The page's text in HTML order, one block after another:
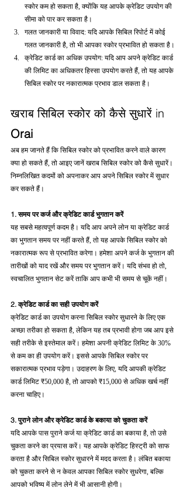
स्कोर कम हो सकता है, क्योंकि यह आपके क्रेडिट उपयोग की
सीमा को पार कर सकता है।
गलत जानकारी या विवाद: यदि आपके सिबिल रिपोर्ट में कोई
गलत जानकारी है, तो भी आपका स्कोर प्रभावित हो सकता है।
क्रेडिट कार्ड का अधिक उपयोग: यदि आप अपने क्रेडिट कार्ड
की लिमिट का अधिकतर हिस्सा उपयोग करते हैं, तो यह आपके
सिबिल स्कोर पर नकारात्मक प्रभाव डाल सकता है।
खराब सिबिल स्कोर को कैसे सुधारें in
Orai
अब हम जानते हैं कि सिबिल स्कोर को प्रभावित करने वाले कारण
क्या हो सकते हैं, तो आइए जानें खराब सिबिल स्कोर को कैसे सुधारें।
निम्नलिखित कदमों को अपनाकर आप अपने सिबिल स्कोर में सुधार
कर सकते हैं।
1. समय पर कर्ज और क्रेडिट कार्ड भुगतान करें
यह सबसे महत्वपूर्ण कदम है। यदि आप अपने लोन या क्रेडिट कार्ड
का भुगतान समय पर नहीं करते हैं, तो यह आपके सिबिल स्कोर को
नकारात्मक रूप से प्रभावित करेगा। हमेशा अपने कर्ज के भुगतान की
तारीखों को याद रखें और समय पर भुगतान करें। यदि संभव हो तो,
स्वचालित भुगतान सेट करें ताकि आप कभी भी समय से चूकें नहीं।
2. क्रेडिट कार्ड का सही उपयोग करें
क्रेडिट कार्ड का उपयोग करना सिबिल स्कोर सुधारने के लिए एक
अच्छा तरीका हो सकता है, लेकिन यह तब प्रभावी होगा जब आप इसे
सही तरीके से इस्तेमाल करें। हमेशा अपनी क्रेडिट लिमिट के 30%
से कम का ही उपयोग करें। इससे आपके सिबिल स्कोर पर
सकारात्मक प्रभाव पड़ेगा। उदाहरण के लिए, यदि आपकी क्रेडिट
कार्ड लिमिट ₹50,000 है, तो आपको ₹15,000 से अधिक खर्च नहीं
करना चाहिए।
3. पुराने लोन और क्रेडिट कार्ड के बकाया को चुकता करें
यदि आपके पास पुराने कर्ज या क्रेडिट कार्ड का बकाया है, तो उसे
चुकता करने का प्रयास करें। यह आपके क्रेडिट हिस्ट्री को साफ
करता है और सिबिल स्कोर सुधारने में मदद करता है। लंबित बकाया
को चुकता करने से न केवल आपका सिबिल स्कोर सुधरेगा, बल्कि
आपको भविष्य में लोन लेने में भी आसानी होगी।